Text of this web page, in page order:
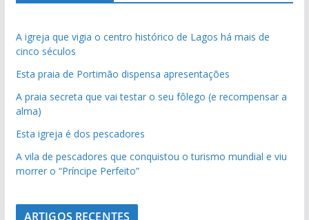
A igreja que vigia o centro histórico de Lagos há mais de
cinco séculos
Esta praia de Portimão dispensa apresentações
A praia secreta que vai testar o seu fôlego (e recompensar a
alma)
Esta igreja é dos pescadores
A vila de pescadores que conquistou o turismo mundial e viu
morrer o “Príncipe Perfeito”
ARTIGOS RECENTES